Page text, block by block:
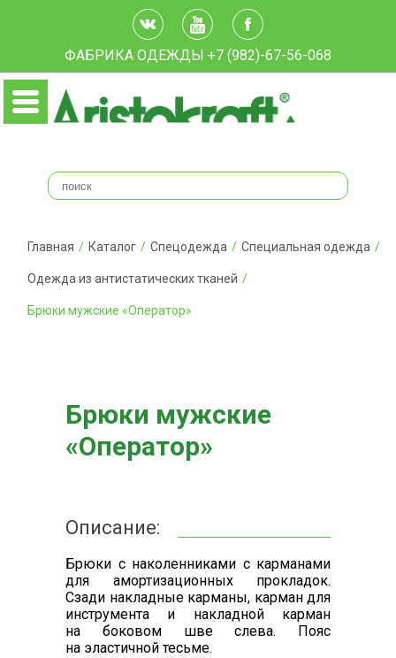
ФАБРИКА ОДЕЖДЫ +7 (982)-67-56-068
Главная / Каталог / Спецодежда / Специальная одежда /
Одежда из антистатических тканей /
Брюки мужские «Оператор»
Брюки мужские
«Оператор»
Описание:
Брюки с наколенниками с карманами
для амортизационных прокладок.
Сзади накладные карманы, карман для
инструмента и накладной карман
на боковом шве слева. Пояс
на эластичной тесьме.